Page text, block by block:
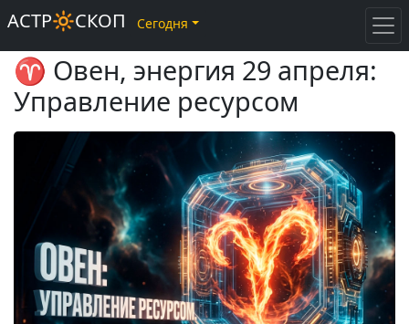
♈ Овен, энергия 29 апреля:
Управление ресурсом
АСТР🔆СКОП Сегодня